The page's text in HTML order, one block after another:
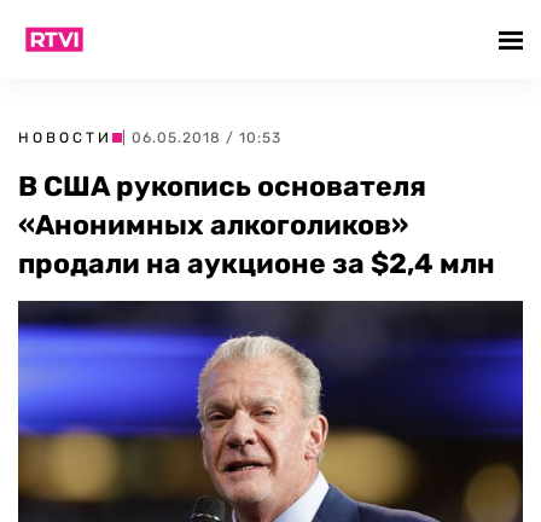
НОВОСТИ | 06.05.2018 / 10:53
В США рукопись основателя
«Анонимных алкоголиков»
продали на аукционе за $2,4 млн